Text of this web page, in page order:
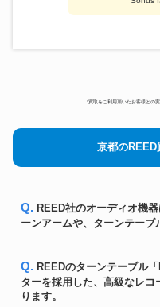
*買取をご利用頂いたお客様との
京都のREED
Q. REED社のオーディオ機器は、買取していますか。自宅にあるト
ーンアームや、ターンテーブ
Q. REEDのターンテーブル「Muse 1C」を売りたいです。DCモー
ターを採用した、高級なレ
ります。